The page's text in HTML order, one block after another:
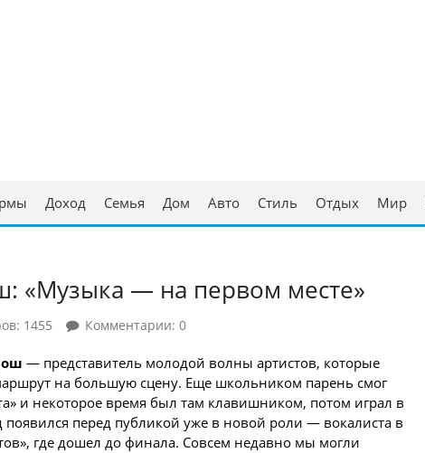
Доход Семья Дом Авто Стиль Отдых Мир
«Музыка — на первом месте»
1455 Комментарии: 0
— представитель молодой волны артистов, которые
на большую сцену. Еще школьником парень смог
и некоторое время был там клавишником, потом играл в
появился перед публикой уже в новой роли — вокалиста в
где дошел до финала. Совсем недавно мы могли